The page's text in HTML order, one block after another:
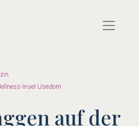
Insel Usedom
auf der